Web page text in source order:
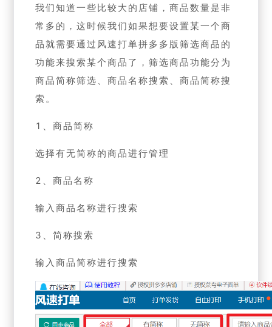
我们知道一些比较大的店铺，商品数量是非
常多的，这时候我们如果想要设置某一个商
品就需要通过风速打单拼多多版筛选商品的
功能来搜索某个商品了，筛选商品功能分为
商品简称筛选、商品名称搜索、商品简称搜
索。
1、商品简称
选择有无简称的商品进行管理
2、商品名称
输入商品名称进行搜索
3、简称搜索
输入商品简称进行搜索